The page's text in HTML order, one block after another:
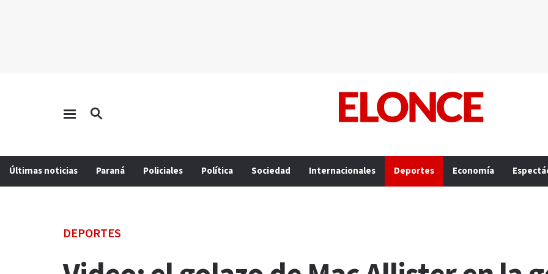
Últimas noticias Paraná Policiales Política Sociedad Internacionales Deportes Economía
DEPORTES